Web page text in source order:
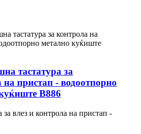
тастатура за
на пристап - водоотпорно
B886